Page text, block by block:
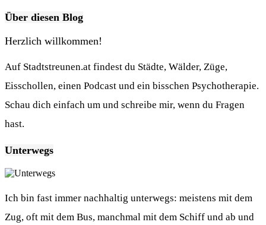
Über diesen Blog
Herzlich willkommen!
Auf Stadtstreunen.at findest du Städte, Wälder, Züge,
Eisschollen, einen Podcast und ein bisschen Psychotherapie.
Schau dich einfach um und schreibe mir, wenn du Fragen
hast.
Unterwegs
Ich bin fast immer nachhaltig unterwegs: meistens mit dem
Zug, oft mit dem Bus, manchmal mit dem Schiff und ab und